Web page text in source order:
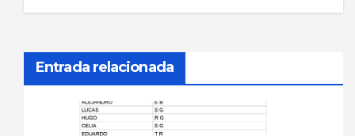
Entrada relacionada